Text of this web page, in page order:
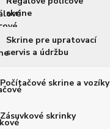
skrine
Skrine pre upratovací
servis a údržbu
Počítačové skrine a vozíky
Zásuvkové skrinky